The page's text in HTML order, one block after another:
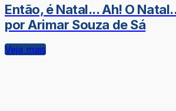
Então, é Natal... Ah! O
por Arimar Souza de Sá
Veja mais